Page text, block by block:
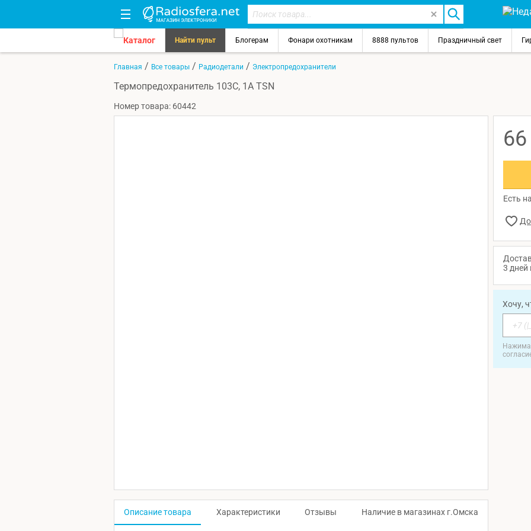
Каталог Найти пульт Блогерам Фонари охотникам 8888 пультов Праздничный свет
Главная / Все товары / Радиодетали / Электропредохранители
Термопредохранитель 103C, 1A TSN
Номер товара: 60442
66
Есть
3 дней
Хочу,
Описание товара Характеристики Отзывы Наличие в магазинах г.Омска